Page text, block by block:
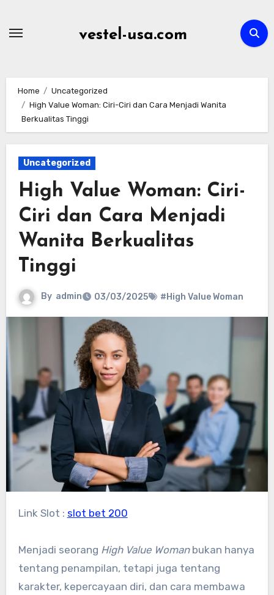
vestel-usa.com
Home
Uncategorized
High Value Woman: Ciri-Ciri dan Cara Menjadi Wanita
Berkualitas Tinggi
Uncategorized
High Value Woman: Ciri-
Ciri dan Cara Menjadi
Wanita Berkualitas
Tinggi
By admin 03/03/2025 #High Value Woman
Link Slot : slot bet 200
Menjadi seorang High Value Womanbukan hanya
tentang penampilan, tetapi juga tentang
karakter, kepercayaan diri, dan cara membawa